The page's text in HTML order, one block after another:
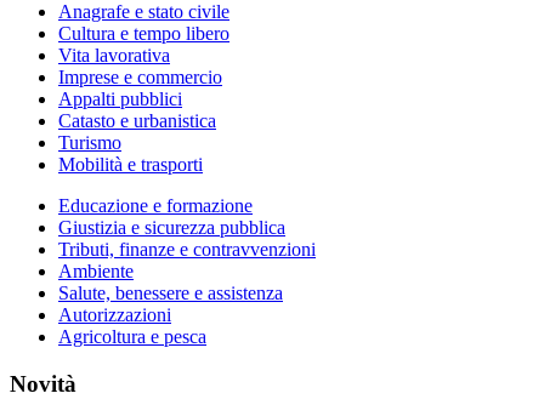
Anagrafe e stato civile
Cultura e tempo libero
Vita lavorativa
Imprese e commercio
Appalti pubblici
Catasto e urbanistica
Turismo
Mobilità e trasporti
Educazione e formazione
Giustizia e sicurezza pubblica
Tributi, finanze e contravvenzioni
Ambiente
Salute, benessere e assistenza
Autorizzazioni
Agricoltura e pesca
Novità